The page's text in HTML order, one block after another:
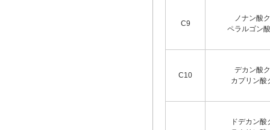
C9
ノナン酸
ペラルゴン
C10
デカン酸
カプリン酸
ドデカン